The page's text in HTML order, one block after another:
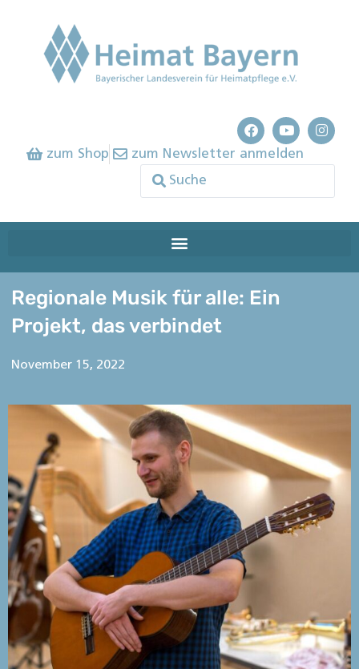
zum Shop zum Newsletter anmelden
Regionale Musik für alle: Ein
Projekt, das verbindet
November 15, 2022